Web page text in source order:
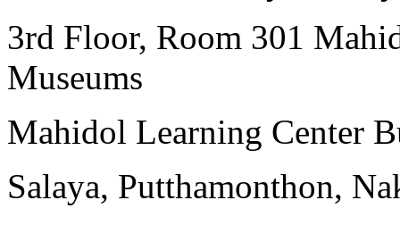
3rd Floor, Room 301
Museums
Mahidol Learning Center
Salaya, Putthamonthon,